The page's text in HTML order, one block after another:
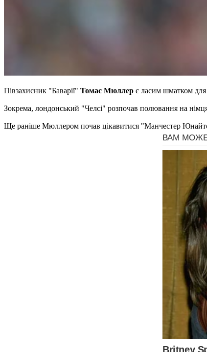
Півзахисник "Баварії" Томас Мюллер є ласим шматком
Зокрема, лондонський "Челсі" розпочав полювання на
Ще раніше Мюллером почав цікавитися "Манчестер